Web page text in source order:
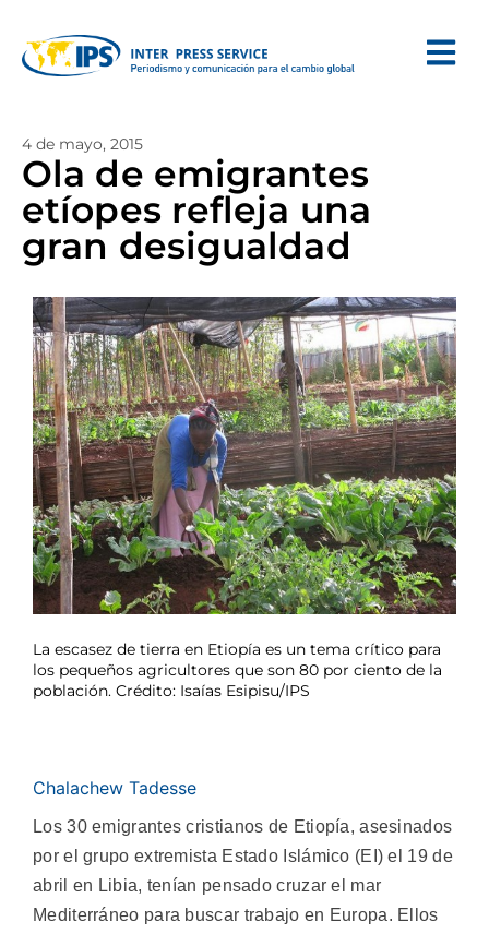
4 de mayo, 2015
Ola de emigrantes
etíopes refleja una
gran desigualdad
La escasez de tierra en Etiopía es un tema crítico para
los pequeños agricultores que son 80 por ciento de la
población. Crédito: Isaías Esipisu/IPS
Chalachew Tadesse
Los 30 emigrantes cristianos de Etiopía, asesinados
por el grupo extremista Estado Islámico (EI) el 19 de
abril en Libia, tenían pensado cruzar el mar
Mediterráneo para buscar trabajo en Europa. Ellos